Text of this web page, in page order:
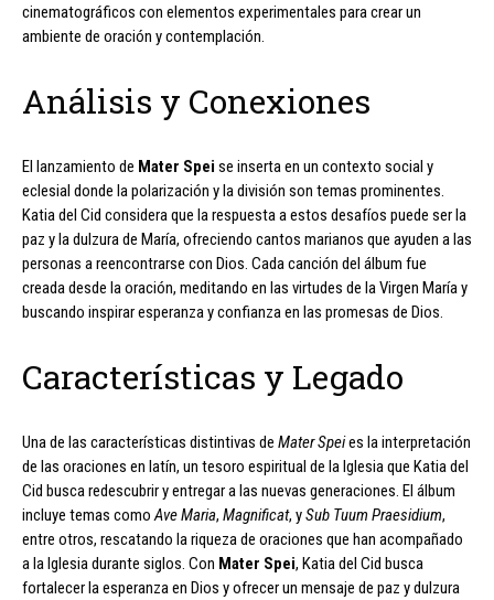
cinematográficos con elementos experimentales para crear un
ambiente de oración y contemplación.
Análisis y Conexiones
El lanzamiento de Mater Spei se inserta en un contexto social y
eclesial donde la polarización y la división son temas prominentes.
Katia del Cid considera que la respuesta a estos desafíos puede ser la
paz y la dulzura de María, ofreciendo cantos marianos que ayuden a las
personas a reencontrarse con Dios. Cada canción del álbum fue
creada desde la oración, meditando en las virtudes de la Virgen María y
buscando inspirar esperanza y confianza en las promesas de Dios.
Características y Legado
Una de las características distintivas de Mater Speies la interpretación
de las oraciones en latín, un tesoro espiritual de la Iglesia que Katia del
Cid busca redescubrir y entregar a las nuevas generaciones. El álbum
incluye temas comoAve Maria, Magnificat, ySub Tuum Praesidium,
entre otros, rescatando la riqueza de oraciones que han acompañado
a la Iglesia durante siglos. Con Mater Spei, Katia del Cid busca
fortalecer la esperanza en Dios y ofrecer un mensaje de paz y dulzura